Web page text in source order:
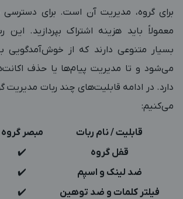
برای گروه، مدیریت آن است. برای دسترسی
معمولاً باید هزینه اشتراک بپردازید. این
بسیار متنوعی دارند که از خوش‌آمدگویی
می‌شود و تا مدیریت پیام‌ها یا حذف
دارد. در ادامه قابلیت‌های چند ربات مدیریت
می‌کنیم:
قابلیت / نام ربات مبصر گروه
قفل گروه
✔️
ضد لینک و اسپم
✔️
فیلتر کلمات و ضد توهین
✔️